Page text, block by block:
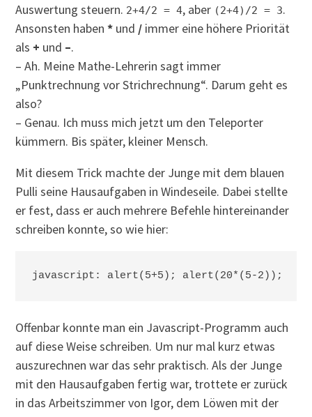
Auswertung steuern. 2+4/2 = 4, aber (2+4)/2 = 3.
Ansonsten haben* und / immer eine höhere Priorität
als + und –.
– Ah. Meine Mathe-Lehrerin sagt immer
„Punktrechnung vor Strichrechnung“. Darum geht es
also?
– Genau. Ich muss mich jetzt um den Teleporter
kümmern. Bis später, kleiner Mensch.
Mit diesem Trick machte der Junge mit dem blauen
Pulli seine Hausaufgaben in Windeseile. Dabei stellte
er fest, dass er auch mehrere Befehle hintereinander
schreiben konnte, so wie hier:
Offenbar konnte man ein Javascript-Programm auch
auf diese Weise schreiben. Um nur mal kurz etwas
auszurechnen war das sehr praktisch. Als der Junge
mit den Hausaufgaben fertig war, trottete er zurück
in das Arbeitszimmer von Igor, dem Löwen mit der